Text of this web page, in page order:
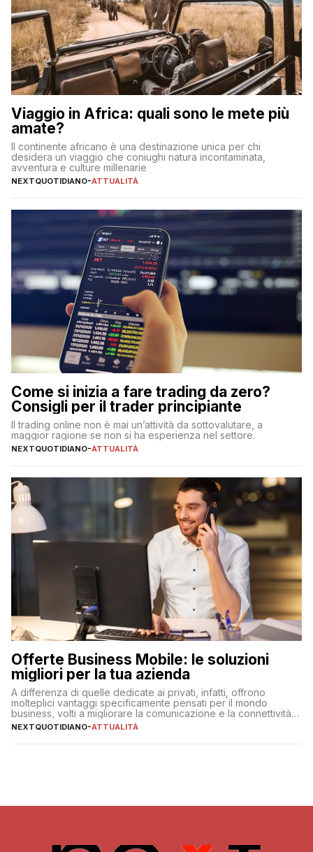
Viaggio in Africa: quali sono le mete più
amate?
Il continente africano è una destinazione unica per chi
desidera un viaggio che coniughi natura incontaminata,
avventura e culture millenarie
NEXTQUOTIDIANO-ATTUALITÀ
Come si inizia a fare trading da zero?
Consigli per il trader principiante
Il trading online non è mai un’attività da sottovalutare, a
maggior ragione se non si ha esperienza nel settore.
NEXTQUOTIDIANO-ATTUALITÀ
Offerte Business Mobile: le soluzioni
migliori per la tua azienda
A differenza di quelle dedicate ai privati, infatti, offrono
molteplici vantaggi specificamente pensati per il mondo
business, volti a migliorare la comunicazione e la connettività
degli utenti
NEXTQUOTIDIANO-ATTUALITÀ